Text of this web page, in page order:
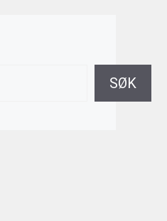
SØK